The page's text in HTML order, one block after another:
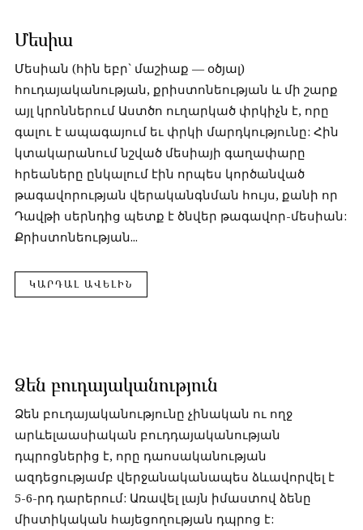
Մեսիա
Մեսիան (հին եբր` մաշիաք — օծյալ)
հուդայականության, քրիստոնեության և մի շարք
այլ կրոններում Աստծո ուղարկած փրկիչն է, որը
գալու է ապագայում եւ փրկի մարդկությունը: Հին
կտակարանում նշված մեսիայի գաղափարը
հրեաները ընկալում էին որպես կործանված
թագավորության վերականգնման հույս, քանի որ
Դավթի սերնդից պետք է ծնվեր թագավոր-մեսիան:
Քրիստոնեության...
ԿԱՐԴԱԼ ԱՎԵԼԻՆ
Ձեն բուդայականություն
Ձեն բուդայականությունը չինական ու ողջ
արևելաասիական բուդդայականության
դպրոցներից է, որը դաոսականության
ազդեցությամբ վերջանականապես ձևավորվել է
5-6-րդ դարերում: Առավել լայն իմաստով ձենը
միստիկական հայեցողության դպրոց է: